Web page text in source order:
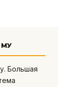
Большая